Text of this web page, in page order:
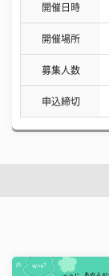
開催日時
開催場所
募集人数
申込締切